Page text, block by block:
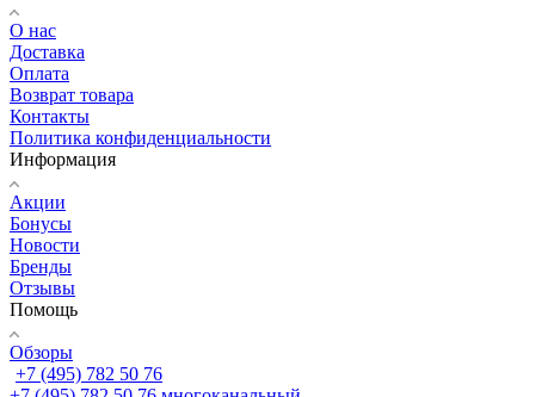
О нас
Доставка
Оплата
Возврат товара
Контакты
Политика конфиденциальности
Информация
Акции
Бонусы
Новости
Бренды
Отзывы
Помощь
Обзоры
+7 (495) 782 50 76